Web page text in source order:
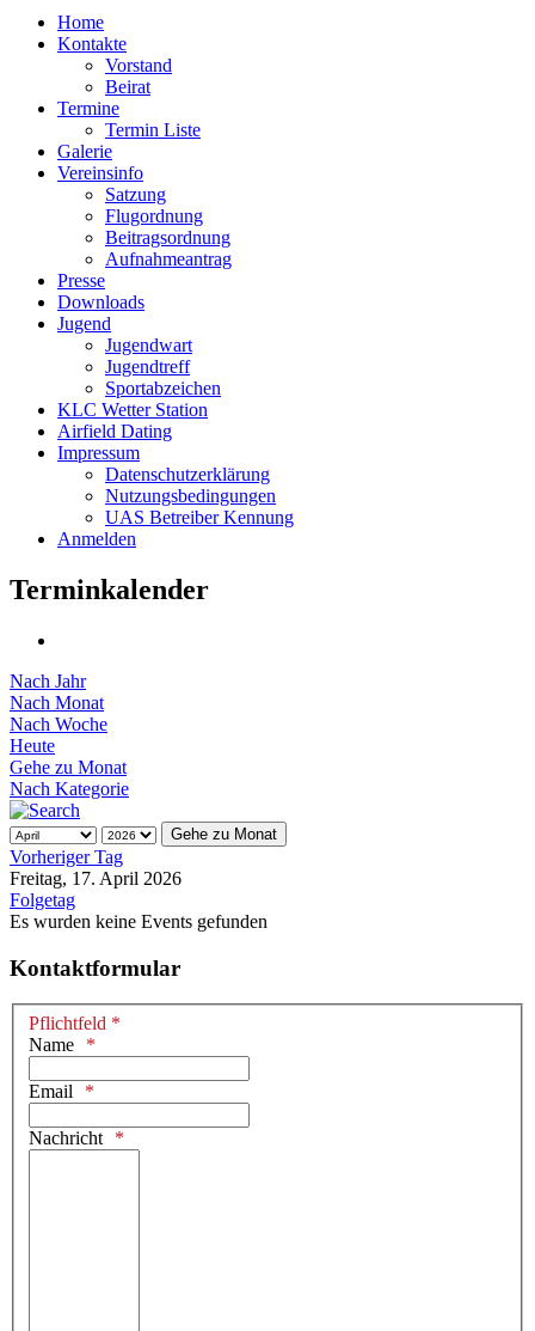
Home
Kontakte
Vorstand
Beirat
Termine
Termin Liste
Galerie
Vereinsinfo
Satzung
Flugordnung
Beitragsordnung
Aufnahmeantrag
Presse
Downloads
Jugend
Jugendwart
Jugendtreff
Sportabzeichen
KLC Wetter Station
Airfield Dating
Impressum
Datenschutzerklärung
Nutzungsbedingungen
UAS Betreiber Kennung
Anmelden
Terminkalender
Nach Jahr
Nach Monat
Nach Woche
Heute
Gehe zu Monat
Nach Kategorie
Gehe zu Monat
Vorheriger Tag
Freitag, 17. April 2026
Folgetag
Es wurden keine Events gefunden
Kontaktformular
Pflichtfeld *
Name
Email
Nachricht